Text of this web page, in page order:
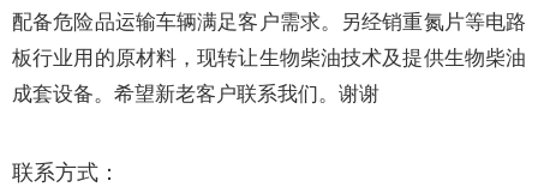
配备危险品运输车辆满足客户需求。另经销重氮片等电路
板行业用的原材料，现转让生物柴油技术及提供生物柴油
成套设备。希望新老客户联系我们。谢谢
联系方式：